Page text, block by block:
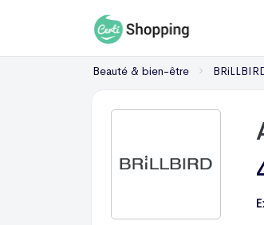
Beauté & bien-être